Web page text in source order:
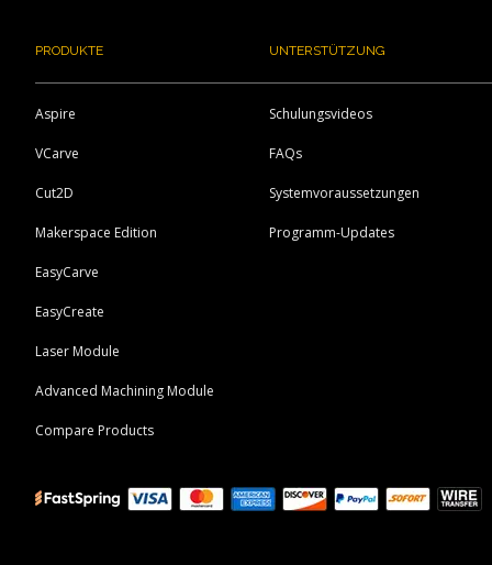
PRODUKTE
Aspire
VCarve
Cut2D
Makerspace Edition
EasyCarve
EasyCreate
Laser Module
Advanced Machining Module
Compare Products
UNTERSTÜTZUNG
Schulungsvideos
FAQs
Systemvoraussetzungen
Programm-Updates